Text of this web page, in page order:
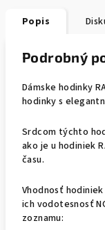
Popis
Podrobný
Dámske hodinky
hodinky s
Srdcom týchto
ako je u hodiniek
času.
Vhodnosť
ich vodotesnosť
zoznamu: